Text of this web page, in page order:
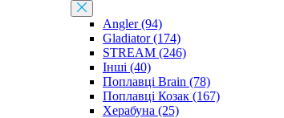
Angler (94)
Gladiator (174)
STREAM (246)
Інші (40)
Поплавці Brain (78)
Поплавці Козак (167)
Херабуна (25)